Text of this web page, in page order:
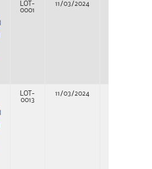
LOT-
0001
11/03/2024
LOT-
0013
11/03/2024